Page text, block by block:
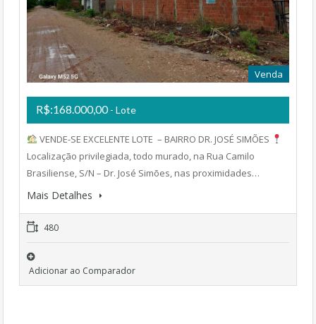
Venda
R$:168.000,00- Lote
VENDE-SE EXCELENTE LOTE – BAIRRO DR. JOSÉ SIMÕES
Localização privilegiada, todo murado, na Rua Camilo
Brasiliense, S/N – Dr. José Simões, nas proximidades…
Mais Detalhes
480
Adicionar ao Comparador